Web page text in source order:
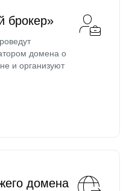
брокер»
домена о
и организуют
домена